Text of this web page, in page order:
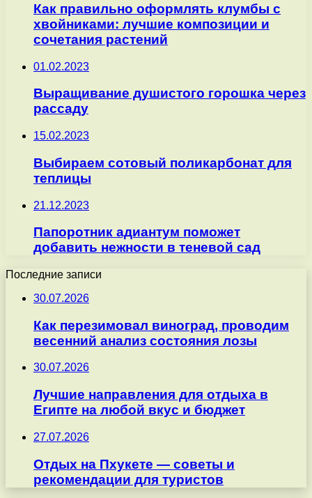
Как правильно оформлять клумбы с
хвойниками: лучшие композиции и
сочетания растений
01.02.2023
Выращивание душистого горошка через
рассаду
15.02.2023
Выбираем сотовый поликарбонат для
теплицы
21.12.2023
Папоротник адиантум поможет
добавить нежности в теневой сад
Последние записи
30.07.2026
Как перезимовал виноград, проводим
весенний анализ состояния лозы
30.07.2026
Лучшие направления для отдыха в
Египте на любой вкус и бюджет
27.07.2026
Отдых на Пхукете — советы и
рекомендации для туристов